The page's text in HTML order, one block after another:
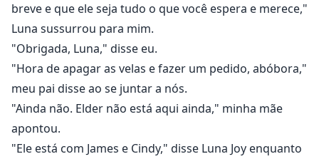
breve e que ele seja tudo o que você espera e merece,"
Luna sussurrou para mim.
"Obrigada, Luna," disse eu.
"Hora de apagar as velas e fazer um pedido, abóbora,"
meu pai disse ao se juntar a nós.
"Ainda não. Elder não está aqui ainda," minha mãe
apontou.
"Ele está com James e Cindy," disse Luna Joy enquanto